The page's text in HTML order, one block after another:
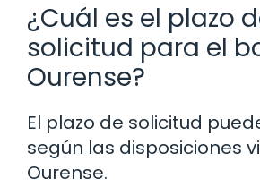
¿Cuál es el plazo
solicitud para el
Ourense?
El plazo de solicitud
según las disposiciones
Ourense.